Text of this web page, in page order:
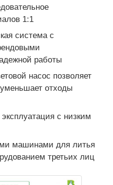
1:1
система с
работы
насос позволяет
отходы
с низким
машинами для литья
третьих лиц